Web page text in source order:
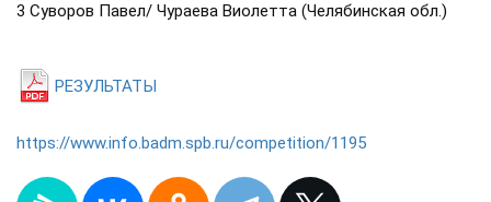
3 Суворов Павел/ Чураева Виолетта (Челябинская обл.)
РЕЗУЛЬТАТЫ
https://www.info.badm.spb.ru/competition/1195